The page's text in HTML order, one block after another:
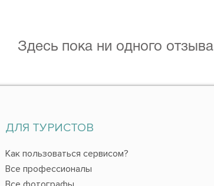
Здесь пока ни одного отзыва
ДЛЯ ТУРИСТОВ
Как пользоваться сервисом?
Все профессионалы